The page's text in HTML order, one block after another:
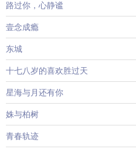
路过你，心静谧
壹念成瘾
东城
十七八岁的喜欢胜过天
星海与月还有你
姝与柏树
青春轨迹